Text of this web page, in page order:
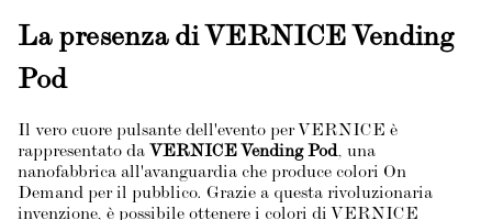
La presenza di VERNICE Vending
Pod
Il vero cuore pulsante dell'evento per VERNICE è
rappresentato da VERNICE Vending Pod, una
nanofabbrica all'avanguardia che produce colori On
Demand per il pubblico. Grazie a questa rivoluzionaria
invenzione, è possibile ottenere i colori di VERNICE